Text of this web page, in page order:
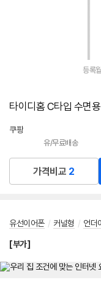
등록
타이디홈 C타입 수면
쿠팡
유/무료배송
가격비교 2
유선이어폰 / 커널형 / 언더
[부가]